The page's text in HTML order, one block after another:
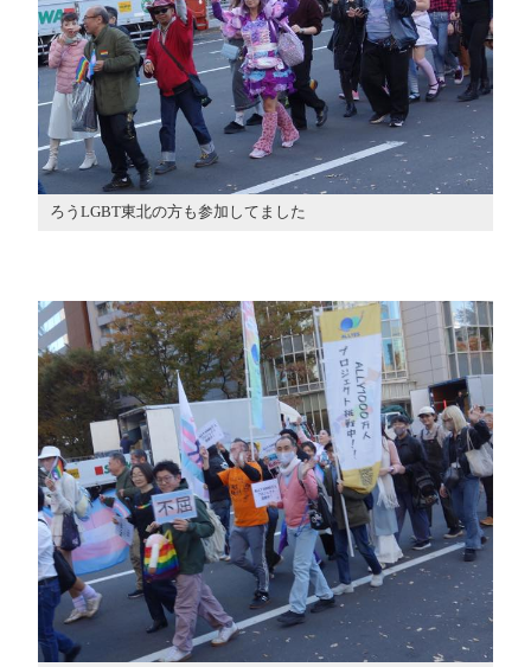
ろうLGBT東北の方も参加してました